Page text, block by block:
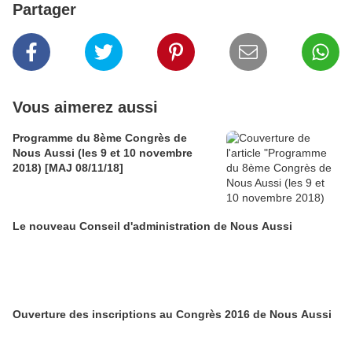
Partager
Vous aimerez aussi
Programme du 8ème Congrès de
Nous Aussi (les 9 et 10 novembre
2018) [MAJ 08/11/18]
Le nouveau Conseil d'administration de Nous Aussi
Ouverture des inscriptions au Congrès 2016 de Nous Aussi